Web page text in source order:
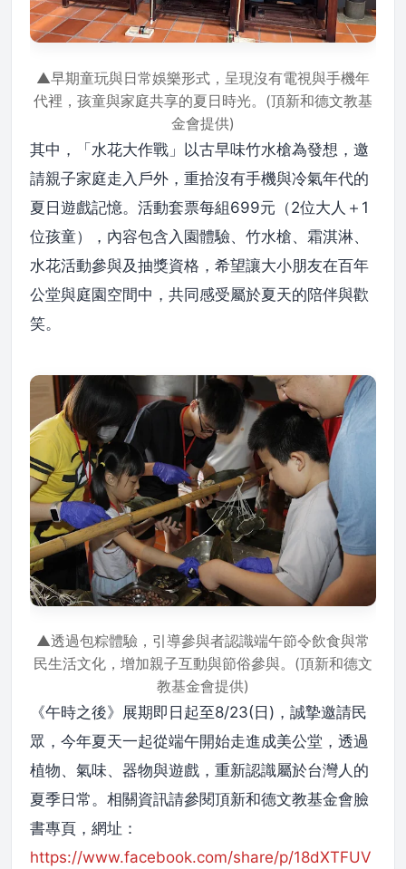
▲早期童玩與日常娛樂形式，呈現沒有電視與手機年
代裡，孩童與家庭共享的夏日時光。(頂新和德文教基
金會提供)
其中，「水花大作戰」以古早味竹水槍為發想，邀
請親子家庭走入戶外，重拾沒有手機與冷氣年代的
夏日遊戲記憶。活動套票每組699元（2位大人＋1
位孩童），內容包含入園體驗、竹水槍、霜淇淋、
水花活動參與及抽獎資格，希望讓大小朋友在百年
公堂與庭園空間中，共同感受屬於夏天的陪伴與歡
笑。
▲透過包粽體驗，引導參與者認識端午節令飲食與常
民生活文化，增加親子互動與節俗參與。(頂新和德文
教基金會提供)
《午時之後》展期即日起至8/23(日)，誠摯邀請民
眾，今年夏天一起從端午開始走進成美公堂，透過
植物、氣味、器物與遊戲，重新認識屬於台灣人的
夏季日常。相關資訊請參閱頂新和德文教基金會臉
書專頁，網址：
https://www.facebook.com/share/p/18dXTFUV